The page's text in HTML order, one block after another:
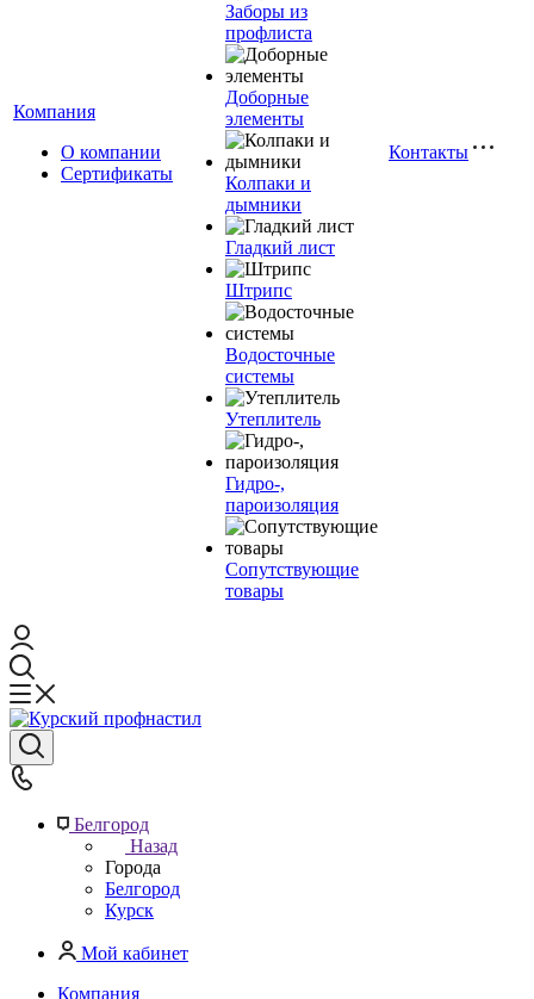
Компания
О компании
Сертификаты
Заборы из
профлиста
Доборные
элементы
Колпаки и
дымники
Гладкий лист
Штрипс
Водосточные
системы
Утеплитель
Гидро-,
пароизоляция
Сопутствующие
товары
Контакты
Белгород
Назад
Города
Белгород
Курск
Мой кабинет
Компания